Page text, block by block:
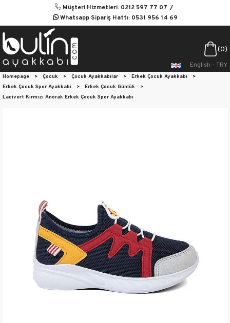
Müşteri Hizmetleri: 0212 597 77 07
Whatsapp Sipariş Hattı: 0531 956 14 69
0
English - TRY
Homepage > Çocuk > Çocuk Ayakkabılar > Erkek Çocuk Ayakkabı
>
Erkek Çocuk Spor Ayakkabı
> Erkek Çocuk Günlük
>
Lacivert Kırmızı Anorak Erkek Çocuk Spor Ayakkabı